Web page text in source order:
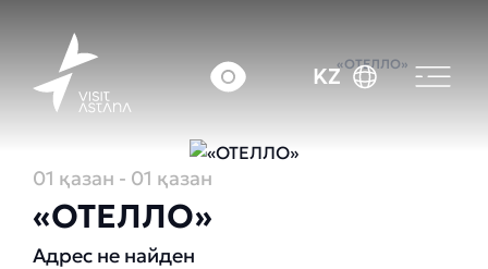
KZ
Басты бет Оқиғалар күнтізбесі «ОТЕЛЛО»
01 қазан - 01 қазан
«ОТЕЛЛО»
Адрес не найден